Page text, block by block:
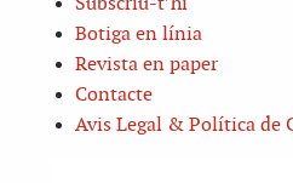
Botiga en línia
Revista en paper
Contacte
Avis Legal & Política de